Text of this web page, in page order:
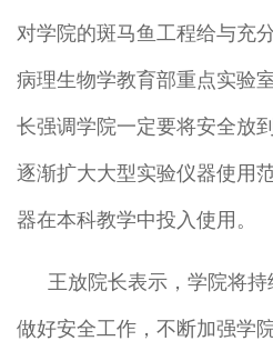
对学院的斑马鱼工程给与充
病理生物学教育部重点实验
长强调学院一定要将安全放
逐渐扩大大型实验仪器使用
器在本科教学中投入使用。
王放院长表示，学院将持
做好安全工作，不断加强学